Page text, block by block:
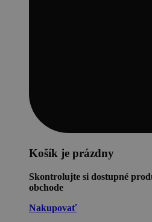
Košík je prázdny
Skontrolujte si dostupné
obchode
Nakupovať